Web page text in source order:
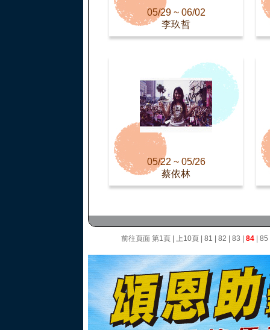
05/29 ~ 06/02
李玖哲
05/22 ~ 05/26
蔡依林
前往頁面 第1頁 上10頁 81 82 83 84 85